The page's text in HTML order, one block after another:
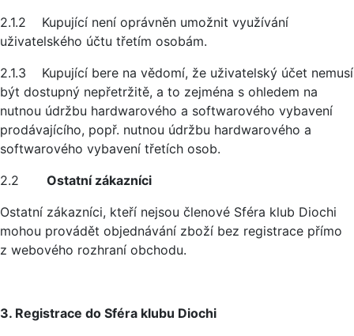
2.1.2 Kupující není oprávněn umožnit využívání
uživatelského účtu třetím osobám.
2.1.3 Kupující bere na vědomí, že uživatelský účet nemusí
být dostupný nepřetržitě, a to zejména s ohledem na
nutnou údržbu hardwarového a softwarového vybavení
prodávajícího, popř. nutnou údržbu hardwarového a
softwarového vybavení třetích osob.
2.2 Ostatní zákazníci
Ostatní zákazníci, kteří nejsou členové Sféra klub Diochi
mohou provádět objednávání zboží bez registrace přímo
z webového rozhraní obchodu.
3. Registrace do Sféra klubu Diochi